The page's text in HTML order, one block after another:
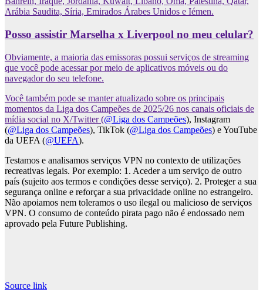
Arábia Saudita, Síria, Emirados Árabes Unidos e Iémen.
Posso assistir Marselha x Liverpool no meu celular?
Obviamente, a maioria das emissoras possui serviços de streaming
que você pode acessar por meio de aplicativos móveis ou do
navegador do seu telefone.
Você também pode se manter atualizado sobre os principais
momentos da Liga dos Campeões de 2025/26 nos canais oficiais de
mídia social no X/Twitter (@Liga dos Campeões), Instagram
(@Liga dos Campeões), TikTok (@Liga dos Campeões) e YouTube
da UEFA (@UEFA).
Testamos e analisamos serviços VPN no contexto de utilizações
recreativas legais. Por exemplo: 1. Aceder a um serviço de outro
país (sujeito aos termos e condições desse serviço). 2. Proteger a sua
segurança online e reforçar a sua privacidade online no estrangeiro.
Não apoiamos nem toleramos o uso ilegal ou malicioso de serviços
VPN. O consumo de conteúdo pirata pago não é endossado nem
aprovado pela Future Publishing.
Source link